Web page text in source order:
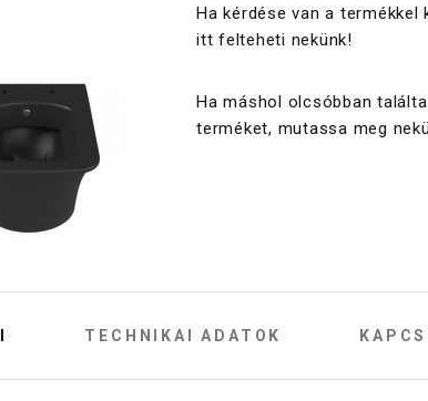
Ha kérdése van a termékkel
itt felteheti nekünk!
Ha máshol olcsóbban
terméket, mutassa meg
TECHNIKAI ADATOK